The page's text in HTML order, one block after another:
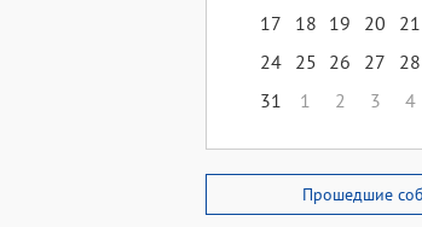
17
18 19 20 21
24 25 26 27 28
31
1 2 3 4
Прошедшие